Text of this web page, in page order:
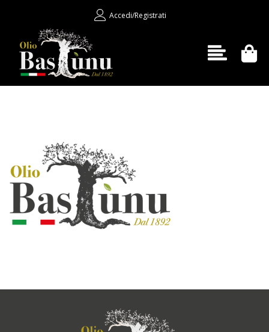
Accedi/Registrati